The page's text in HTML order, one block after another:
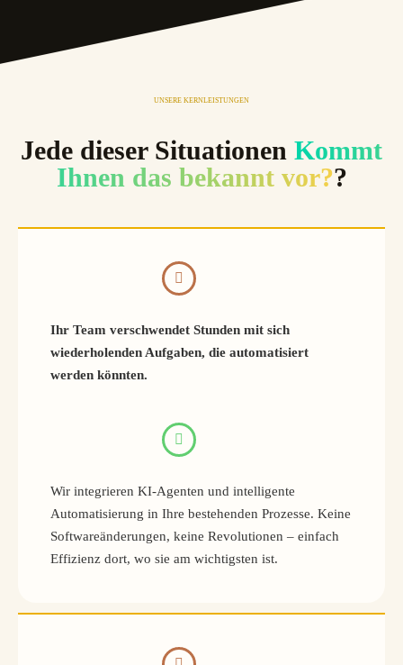
UNSERE KERNLEISTUNGEN
Jede dieser Situationen Kommt
Ihnen das bekannt vor??
Ihr Team verschwendet Stunden mit sich
wiederholenden Aufgaben, die automatisiert
werden könnten.
Wir integrieren KI-Agenten und intelligente
Automatisierung in Ihre bestehenden Prozesse. Keine
Softwareänderungen, keine Revolutionen – einfach
Effizienz dort, wo sie am wichtigsten ist.